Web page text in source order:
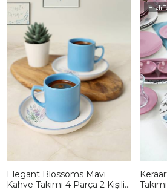
Elegant Blossoms Mavi
Kahve Takımı 4 Parça 2 Kişilik
Hızlı